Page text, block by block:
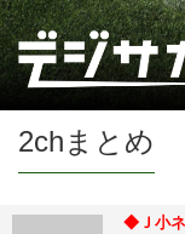
2chまとめ
◆Ｊ小ネ